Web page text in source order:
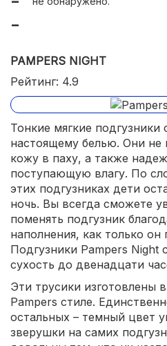
PAMPERS NIGHT
Рейтинг: 4.9
Тонкие мягкие
настоящему белью. Они
кожу в паху, а также
поступающую влагу. По
этих подгузниках дети
ночь. Вы всегда сможете
поменять подгузник
наполнения, как только он
Подгузники Pampers Night
сухость до двенадцати
Эти трусики изготовлены
Pampers стиле.
остальных – темный цвет
зверушки на самих